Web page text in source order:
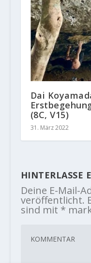
Dai
(8C, V15)
31. März 2022
HINTERLASSE
Deine E-Mail-
veröffentlicht.
sind mit *